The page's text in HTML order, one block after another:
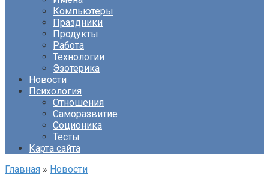
Компьютеры
Праздники
Продукты
Работа
Технологии
Эзотерика
Новости
Психология
Отношения
Саморазвитие
Соционика
Тесты
Карта сайта
Главная » Новости